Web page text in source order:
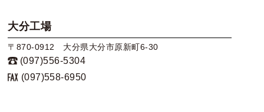
大分工場
〒870-0912 大分県大分市原新町6-30
(097)556-5304
(097)558-6950